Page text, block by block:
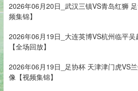
2026年06月20日_武汉三镇VS青岛红狮
频集锦】
2026年06月19日_大连英博VS杭州临平
【全场回放】
2026年06月19日_足协杯 天津津门虎VS
像【视频集锦】